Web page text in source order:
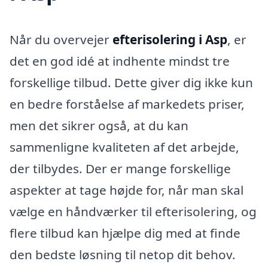
Når du overvejer efterisolering i Asp, er
det en god idé at indhente mindst tre
forskellige tilbud. Dette giver dig ikke kun
en bedre forståelse af markedets priser,
men det sikrer også, at du kan
sammenligne kvaliteten af det arbejde,
der tilbydes. Der er mange forskellige
aspekter at tage højde for, når man skal
vælge en håndværker til efterisolering, og
flere tilbud kan hjælpe dig med at finde
den bedste løsning til netop dit behov.